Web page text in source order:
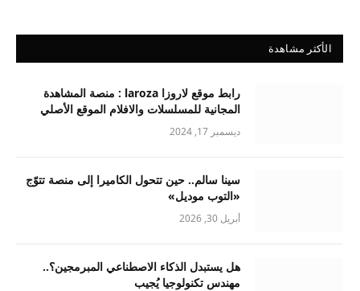
الأكثر مشاهدة
رابط موقع لاروزا laroza : منصة المشاهدة
المجانية للمسلسلات والافلام الموقع الأصلي
ديسمبر 17, 2024
سينا سالم.. حين تتحول الكاميرا إلى منصة تتوّج
«التوب موديل»
أبريل 30, 2026
هل يستبدل الذكاء الاصطناعي المبرمجين؟..
مهندس تكنولوجيا يُجيب